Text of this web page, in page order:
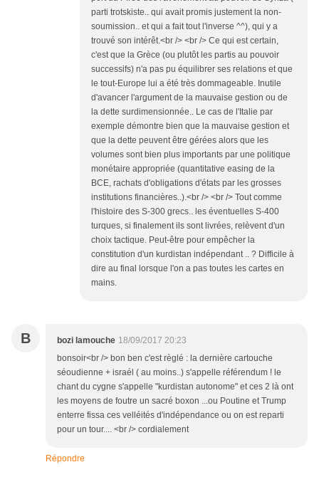
parti trotskiste.. qui avait promis justement la non-
soumission.. et qui a fait tout l'inverse ^^), qui y a
trouvé son intérêt.<br /> <br /> Ce qui est certain,
c'est que la Grèce (ou plutôt les partis au pouvoir
successifs) n'a pas pu équilibrer ses relations et que
le tout-Europe lui a été très dommageable. Inutile
d'avancer l'argument de la mauvaise gestion ou de
la dette surdimensionnée.. Le cas de l'Italie par
exemple démontre bien que la mauvaise gestion et
que la dette peuvent être gérées alors que les
volumes sont bien plus importants par une politique
monétaire appropriée (quantitative easing de la
BCE, rachats d'obligations d'états par les grosses
institutions financières..).<br /> <br /> Tout comme
l'histoire des S-300 grecs.. les éventuelles S-400
turques, si finalement ils sont livrées, relèvent d'un
choix tactique. Peut-être pour empêcher la
constitution d'un kurdistan indépendant .. ? Difficile à
dire au final lorsque l'on a pas toutes les cartes en
mains.
B bozi lamouche 18/09/2017 20:23
bonsoir<br /> bon ben c'est règlé : la dernière cartouche
séoudienne + israél ( au moins..) s'appelle référendum ! le
chant du cygne s'appelle "kurdistan autonome" et ces 2 là ont
les moyens de foutre un sacré boxon ...ou Poutine et Trump
enterre fissa ces velléités d'indépendance ou on est reparti
pour un tour.... <br /> cordialement
Répondre